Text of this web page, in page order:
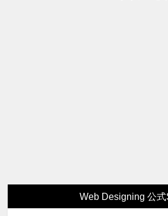
Web Designing 公